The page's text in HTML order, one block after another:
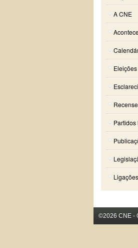
A CNE
Partidos
©2026 CNE -